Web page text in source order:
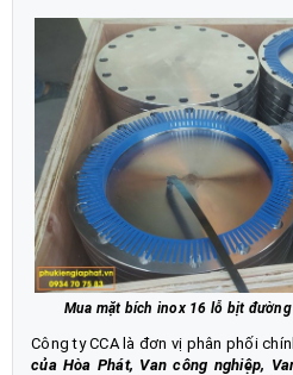
Mua mặt bích inox 16 lỗ bịt
Công ty CCA là đơn vị phân phối
của Hòa Phát, Van công nghiệp,